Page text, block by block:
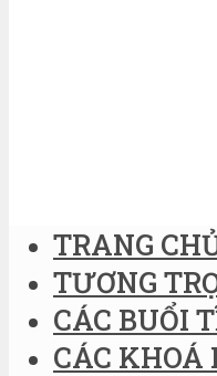
TRANG
TƯƠNG
CÁC BUỔI
CÁC KHOÁ